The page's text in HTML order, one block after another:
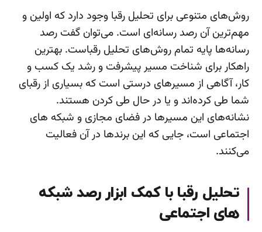
روش‌های متنوعی برای تحلیل رقبا وجود دارد که اولین و
مهم‌ترین آن رصد رسانه‌ای است. می‌توان گفت رصد
رسانه‌ها پایه تمام روش‌های تحلیل رقباست. بهترین
راهکار برای شناخت مسیر پیشرفت و رشد یک کسب و
کار، آگاهی از مسیرهای درستی است که بسیاری از رقبای
شما طی کرده‌‌اند و یا در حال طی کردن هستند.
نشانه‌های این مسیر‌ها در فضای مجازی و شبکه های
اجتماعی است، جایی که این برندها در آن فعالیت
می‌کنند.
تحلیل رقبا با کمک ابزار رصد شبکه
های اجتماعی